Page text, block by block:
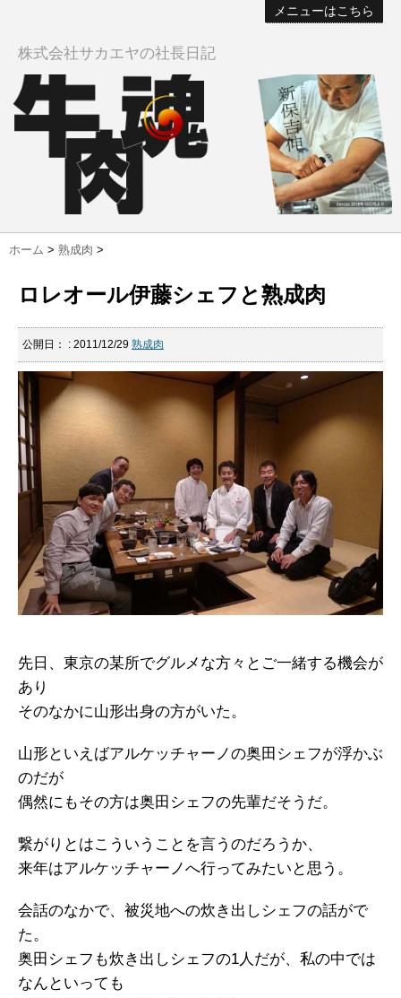
メニューはこちら
株式会社サカエヤの社長日記
ホーム > 熟成肉 >
ロレオール伊藤シェフと熟成肉
公開日： : 2011/12/29 熟成肉
先日、東京の某所でグルメな方々とご一緒する機会が
あり
そのなかに山形出身の方がいた。
山形といえばアルケッチャーノの奥田シェフが浮かぶ
のだが
偶然にもその方は奥田シェフの先輩だそうだ。
繋がりとはこういうことを言うのだろうか、
来年はアルケッチャーノへ行ってみたいと思う。
会話のなかで、被災地への炊き出しシェフの話がで
た。
奥田シェフも炊き出しシェフの1人だが、私の中では
なんといっても